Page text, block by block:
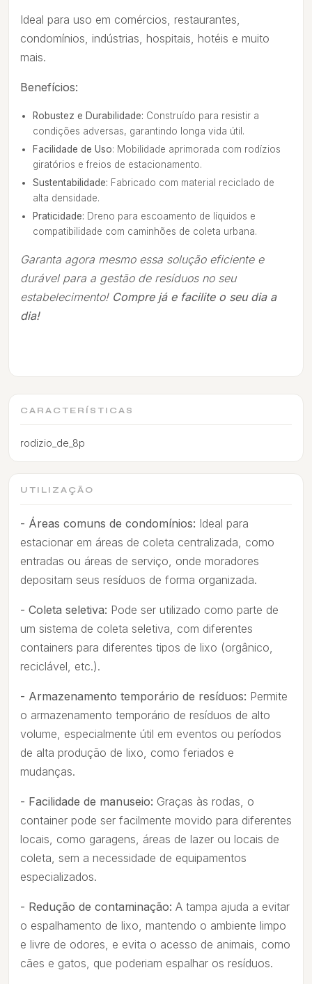
Ideal para uso em comércios, restaurantes,
condomínios, indústrias, hospitais, hotéis e muito
mais.
Benefícios:
Robustez e Durabilidade: Construído para resistir a
condições adversas, garantindo longa vida útil.
Facilidade de Uso: Mobilidade aprimorada com rodízios
giratórios e freios de estacionamento.
Sustentabilidade: Fabricado com material reciclado de
alta densidade.
Praticidade: Dreno para escoamento de líquidos e
compatibilidade com caminhões de coleta urbana.
Garanta agora mesmo essa solução eficiente e
durável para a gestão de resíduos no seu
estabelecimento!Compre já e facilite o seu dia a
dia!
CARACTERÍSTICAS
rodizio_de_8p
UTILIZAÇÃO
- Áreas comuns de condomínios: Ideal para
estacionar em áreas de coleta centralizada, como
entradas ou áreas de serviço, onde moradores
depositam seus resíduos de forma organizada.
- Coleta seletiva: Pode ser utilizado como parte de
um sistema de coleta seletiva, com diferentes
containers para diferentes tipos de lixo (orgânico,
reciclável, etc.).
- Armazenamento temporário de resíduos: Permite
o armazenamento temporário de resíduos de alto
volume, especialmente útil em eventos ou períodos
de alta produção de lixo, como feriados e
mudanças.
- Facilidade de manuseio: Graças às rodas, o
container pode ser facilmente movido para diferentes
locais, como garagens, áreas de lazer ou locais de
coleta, sem a necessidade de equipamentos
especializados.
- Redução de contaminação: A tampa ajuda a evitar
o espalhamento de lixo, mantendo o ambiente limpo
e livre de odores, e evita o acesso de animais, como
cães e gatos, que poderiam espalhar os resíduos.